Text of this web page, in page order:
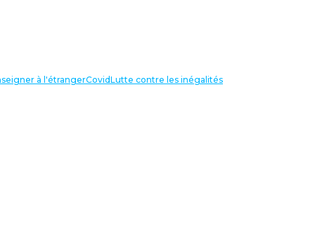
à l'étrangerCovidLutte contre les inégalités